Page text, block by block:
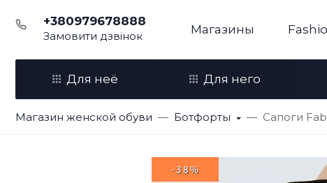
+380979678888
Замовити дзвінок Магазины
Для неё Для него
Магазин женской обуви Ботфорты Сапоги
-38%